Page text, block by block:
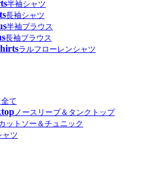
半袖シャツ
長袖シャツ
半袖ブラウス
長袖ブラウス
ラルフローレンシャツ
全て
ノースリーブ＆タンクトップ
ットソー＆チュニック
ャツ